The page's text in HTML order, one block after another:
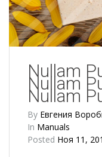
Nullam
Nullam
Nullam
By Евгения
In Manuals
Posted Ноя 11,